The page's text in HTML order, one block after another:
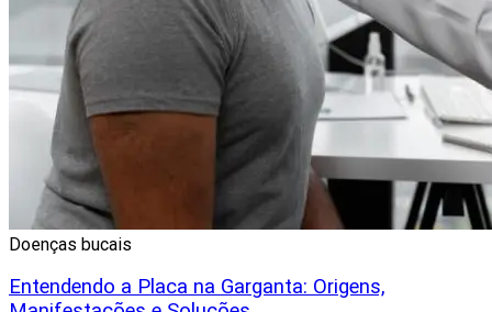
Doenças bucais
Entendendo a Placa na Garganta: Origens,